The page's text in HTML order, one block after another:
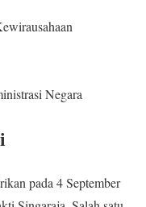
Negara
pada 4 September